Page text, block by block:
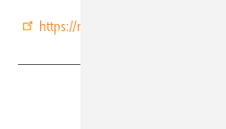
https://myenergi.de/